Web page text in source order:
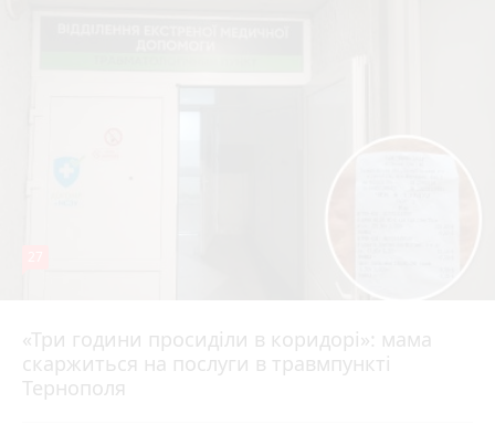
«Три години просиділи в коридорі»: мама
скаржиться на послуги в травмпункті
Тернополя
9 годин тому